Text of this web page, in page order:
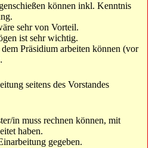
können inkl. Kenntnis
sehr von Vorteil.
ist sehr wichtig.
Präsidium arbeiten können (vor
seitens des Vorstandes
in muss rechnen können, mit
haben.
gegeben.